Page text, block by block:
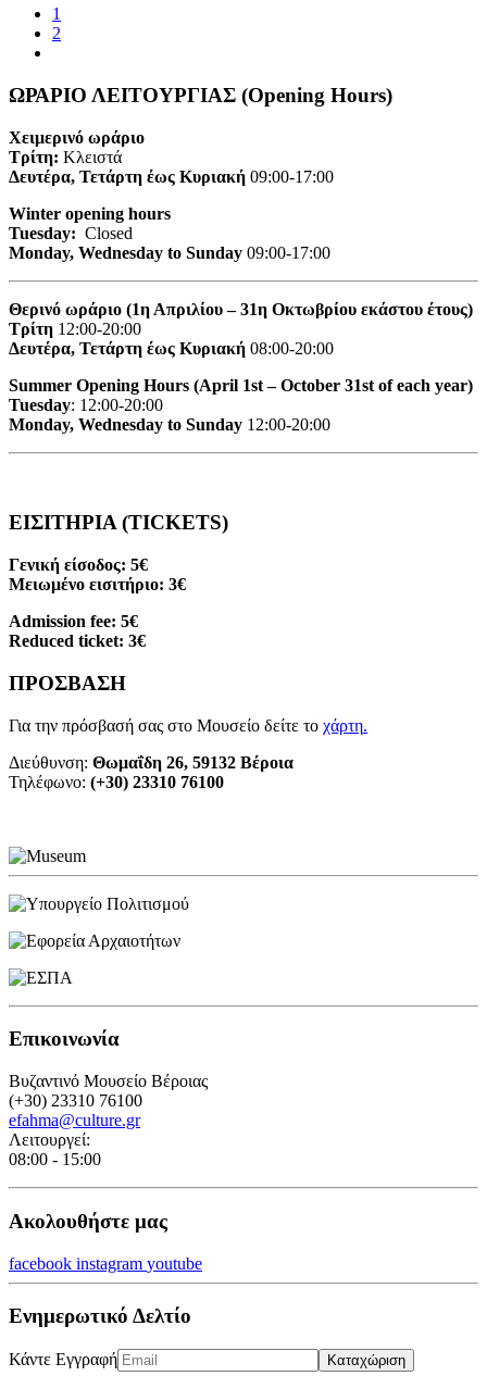
1
2
ΩΡΑΡΙΟ ΛΕΙΤΟΥΡΓΙΑΣ (Opening Hours)
Χειμερινό ωράριο
Τρίτη: Κλειστά
Δευτέρα, Τετάρτη έως Κυριακή 09:00-17:00
Winter opening hours
Tuesday: Closed
Monday, Wednesday to Sunday 09:00-17:00
Θερινό ωράριο (1η Απριλίου – 31η Οκτωβρίου εκάστου έτους)
Τρίτη 12:00-20:00
Δευτέρα, Τετάρτη έως Κυριακή 08:00-20:00
Summer Opening Hours (April 1st – October 31st of each year)
Tuesday: 12:00-20:00
Monday, Wednesday to Sunday 12:00-20:00
ΕΙΣΙΤΗΡΙΑ (TICKETS)
Γενική είσοδος: 5€
Μειωμένο εισιτήριο: 3€
Admission fee: 5€
Reduced ticket: 3€
ΠΡΟΣΒΑΣΗ
Για την πρόσβασή σας στο Μουσείο δείτε το χάρτη.
Διεύθυνση: Θωμαΐδη 26, 59132 Βέροια
Τηλέφωνο: (+30) 23310 76100
Επικοινωνία
Βυζαντινό Μουσείο Βέροιας
(+30) 23310 76100
efahma@culture.gr
Λειτουργεί:
08:00 - 15:00
Ακολουθήστε μας
facebook instagram youtube
Ενημερωτικό Δελτίο
Κάντε Εγγραφή Καταχώριση